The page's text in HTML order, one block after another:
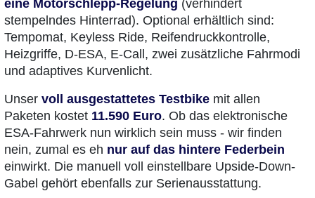
eine Motorschlepp-Regelung (verhindert
stempelndes Hinterrad). Optional erhältlich sind:
Tempomat, Keyless Ride, Reifendruckkontrolle,
Heizgriffe, D-ESA, E-Call, zwei zusätzliche Fahrmodi
und adaptives Kurvenlicht.
Unser voll ausgestattetes Testbike mit allen
Paketen kostet 11.590 Euro. Ob das elektronische
ESA-Fahrwerk nun wirklich sein muss - wir finden
nein, zumal es eh nur auf das hintere Federbein
einwirkt. Die manuell voll einstellbare Upside-Down-
Gabel gehört ebenfalls zur Serienausstattung.